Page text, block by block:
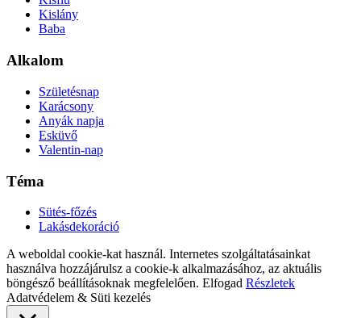
A weboldal cookie-kat használ. Internetes szolgáltatásainkat
használva hozzájárulsz a cookie-k alkalmazásához, az aktuális
böngésző beállításoknak megfelelően.
Adatvédelem & Süti kezelés
Close
Privacy Overview
This website uses cookies to improve your experience while you
categorized as necessary are stored on your browser as they are
essential for the working of basic functionalities of the website. We
you use this website. These cookies will be stored in your browser
only with your consent. You also have the option to opt-out of these
cookies. But opting out of some of these cookies may affect your
browsing experience.
Necessary